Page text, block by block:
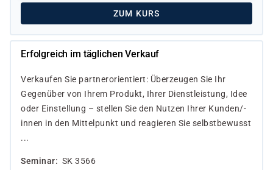
ZUM KURS
Erfolgreich im täglichen Verkauf
Verkaufen Sie partnerorientiert: Überzeugen Sie Ihr
Gegenüber von Ihrem Produkt, Ihrer Dienstleistung, Idee
oder Einstellung – stellen Sie den Nutzen Ihrer Kunden/-
innen in den Mittelpunkt und reagieren Sie selbstbewusst
...
Seminar
SK 3566